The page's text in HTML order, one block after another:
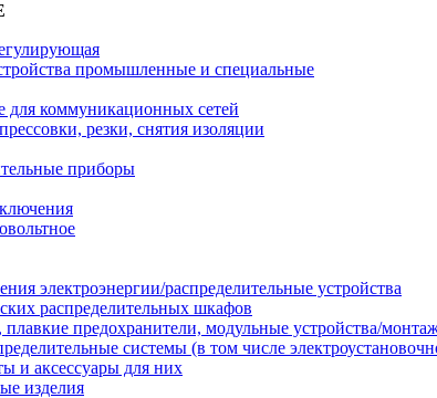
промышленные и специальные
для коммуникационных сетей
резки, снятия изоляции
приборы
электроэнергии/распределительные устройства
распределительных шкафов
предохранители, модульные устройства/
системы (в том числе
и аксессуары для них
изделия